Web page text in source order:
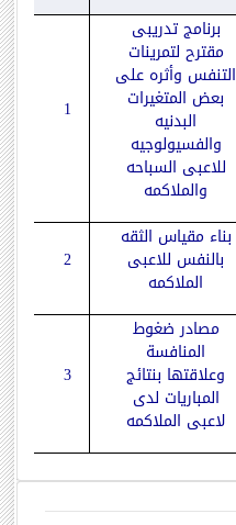
برنامج تدريبى
مقترح لتمرينات
التنفس وأثره على
بعض المتغيرات
البدنيه
والفسيولوجيه
للاعبى السباحه
والملاكمه
1
بناء مقياس الثقه
بالنفس للاعبى
الملاكمه
2
مصادر ضغوط
المنافسة
وعلاقتها بنتائج
المباريات لدى
لاعبى الملاكمه
3